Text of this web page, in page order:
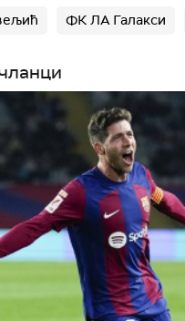
ФК ЛА Галакси